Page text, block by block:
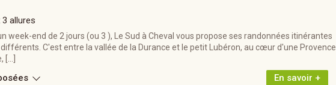
allures
week-end de 2 jours (ou 3 ), Le Sud à Cheval vous propose ses randonnées itinérantes
C'est entre la vallée de la Durance et le petit Lubéron, au cœur d'une Provence
[…]
En savoir +